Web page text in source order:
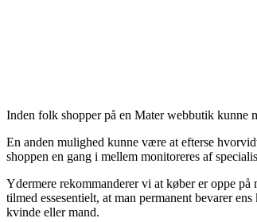
Inden folk shopper på en Mater webbutik kunne
En anden mulighed kunne være at efterse
shoppen en gang i mellem monitoreres af
Ydermere rekommanderer vi at køber er oppe
tilmed essesentielt, at man permanent bevarer
kvinde eller mand.